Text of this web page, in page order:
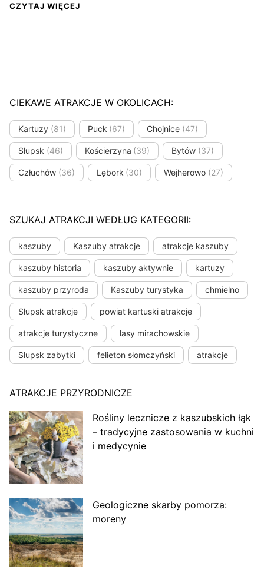
CZYTAJ WIĘCEJ
CIEKAWE ATRAKCJE W OKOLICACH:
Kartuzy (81) Puck (67) Chojnice (47)
Słupsk (46) Kościerzyna (39) Bytów (37)
Człuchów (36) Lębork (30) Wejherowo (27)
SZUKAJ ATRAKCJI WEDŁUG KATEGORII:
kaszuby Kaszuby atrakcje atrakcje kaszuby
kaszuby historia kaszuby aktywnie kartuzy
kaszuby przyroda Kaszuby turystyka chmielno
Słupsk atrakcje powiat kartuski atrakcje
atrakcje turystyczne lasy mirachowskie
Słupsk zabytki felieton słomczyński atrakcje
ATRAKCJE PRZYRODNICZE
Rośliny lecznicze z kaszubskich łąk
– tradycyjne zastosowania w kuchni
i medycynie
Geologiczne skarby pomorza:
moreny